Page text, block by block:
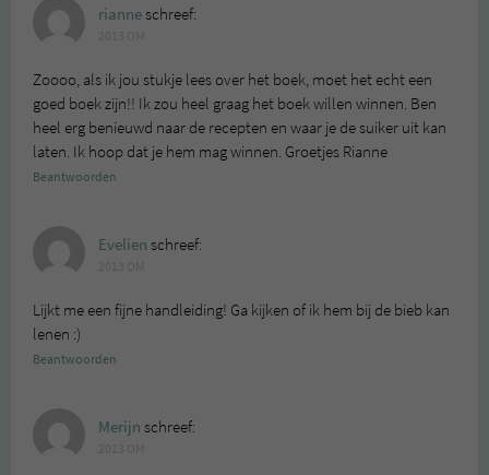
rianneschreef:
Zoooo, als ik jou stukje lees over het boek, moet het echt een
goed boek zijn!! Ik zou heel graag het boek willen winnen. Ben
heel erg benieuwd naar de recepten en waar je de suiker uit kan
laten. Ik hoop dat je hem mag winnen. Groetjes Rianne
Beantwoorden
Evelien schreef:
Lijkt me een fijne handleiding! Ga kijken of ik hem bij de bieb kan
lenen :)
Beantwoorden
Merijn schreef: